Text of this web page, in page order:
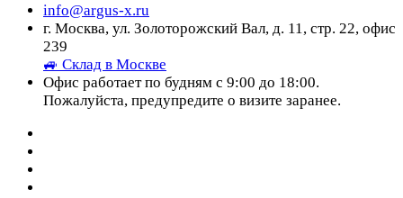
info@argus-x.ru
г. Москва, ул. Золоторожский Вал, д. 11, стр. 22, офис
239
🚙 Склад в Москве
Офис работает по будням с 9:00 до 18:00.
Пожалуйста, предупредите о визите заранее.